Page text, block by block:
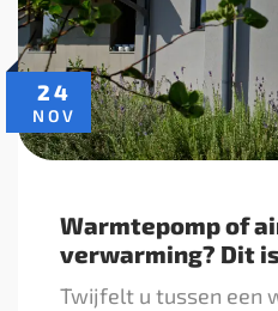
24
NOV
Warmtepomp of
verwarming? Dit
Twijfelt u tussen een